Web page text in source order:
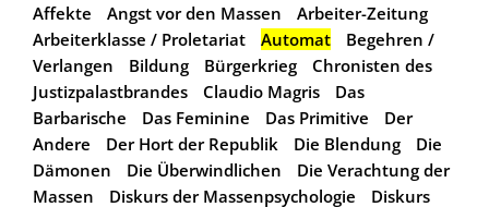
Affekte
Angst vor den Massen
Arbeiter-Zeitung
Arbeiterklasse / Proletariat
Automat
Begehren /
Verlangen
Bildung Bürgerkrieg
Chronisten des
Justizpalastbrandes
Claudio Magris
Das
Barbarische
Das Feminine Das Primitive
Der
Andere
Der Hort der Republik Die Blendung
Die
Dämonen
Die Überwindlichen
Die Verachtung der
Massen
Diskurs der Massenpsychologie
Diskurs